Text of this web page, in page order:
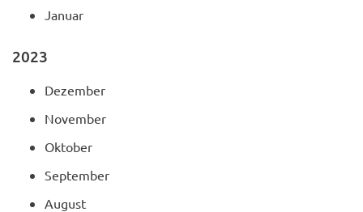
Januar
2023
Dezember
November
Oktober
September
August